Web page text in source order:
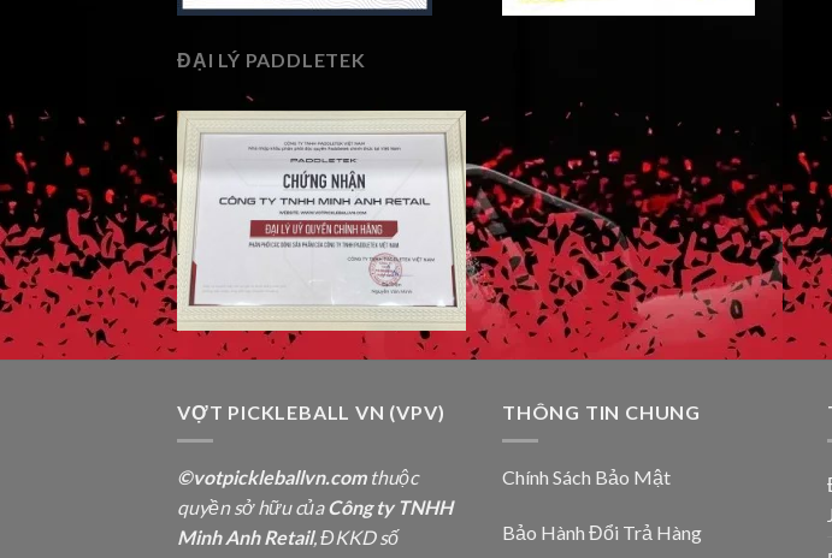
ĐẠI LÝ PADDLETEK
VỢT PICKLEBALL VN (VPV)
©votpickleballvn.comthuộc
quyền sở hữu củaCông ty TNHH
Minh Anh Retail, ĐKKD số
THÔNG TIN CHUNG
Chính Sách Bảo Mật
Bảo Hành Đổi Trả Hàng